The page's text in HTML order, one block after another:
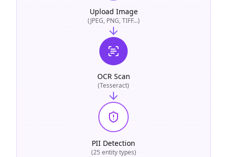
Upload Image
(JPEG, PNG, TIFF...)
OCR Scan
(Tesseract)
PII Detection
(25 entity types)